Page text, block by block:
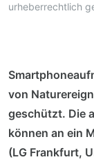
urheberrechtlich
von
geschützt. Die
können an ein
(LG Frankfurt,